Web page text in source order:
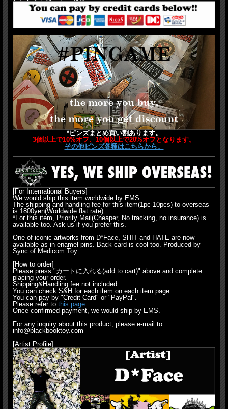
*ピンズまとめ買い割あります。
3個以上で10%オフ、10個以上で20%オフとなります。
その他ピンズ各種はこちらから。
[For International Buyers]
We would ship this item worldwide by EMS.
The shipping and handling fee for this item(1pc-10pcs) to overseas
is 1800yen(Worldwide flat rate)
*For this item, Priority Mail(Cheaper, No tracking, no insurance) is
available too. Ask us if you prefer this.
One of iconic artworks from D*Face, SHIT and HATE are now
available as in enamel pins. Back card is cool too. Produced by
Sync of Medicom Toy.
[How to order]
Please press "カートに入れる(add to cart)" above and complete
placing your order.
Shipping&Handling fee not included.
You can check S&H for each item on each item page.
You can pay by "Credit Card" or "PayPal".
Please refer to this page.
Once confirmed payment, we would ship by EMS.
For any inquiry about this product, please e-mail to
info@blackbooktoy.com
[Artist Profile]